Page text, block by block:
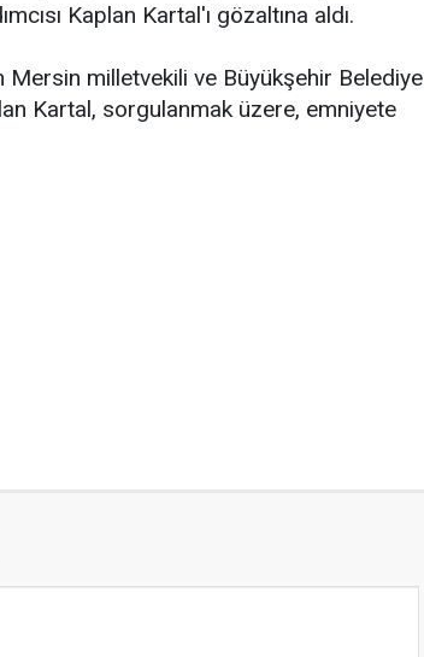
Kaplan Kartal'ı gözaltına aldı.
Mersin milletvekili ve Büyükşehir Belediye
Kartal, sorgulanmak üzere, emniyete